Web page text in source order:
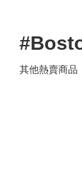
其他熱賣商品